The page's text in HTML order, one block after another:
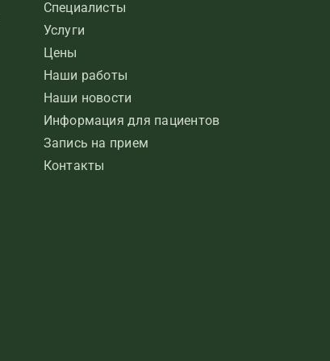
Специалисты
Услуги
Цены
Наши работы
Наши новости
Информация для пациентов
Запись на прием
Контакты